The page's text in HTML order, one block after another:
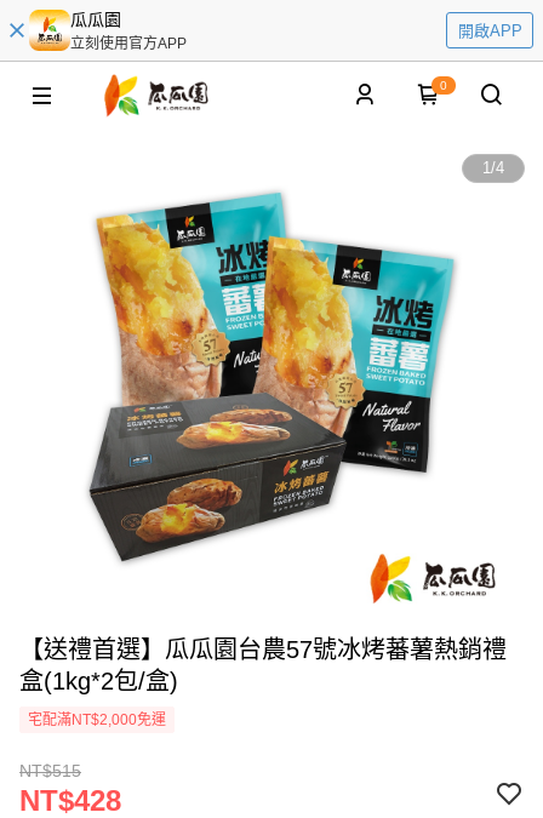
瓜瓜園
立刻使用官方APP
開啟APP
0
1/4
【送禮首選】瓜瓜園台農57號冰烤蕃薯熱銷禮
盒(1kg*2包/盒)
宅配滿NT$2,000免運
NT$515
NT$428